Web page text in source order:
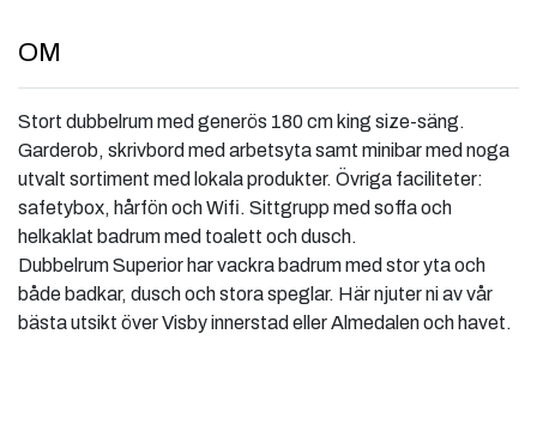
OM
Stort dubbelrum med generös 180 cm king size-säng.
Garderob, skrivbord med arbetsyta samt minibar med noga
utvalt sortiment med lokala produkter. Övriga faciliteter:
safetybox, hårfön och Wifi. Sittgrupp med soffa och
helkaklat badrum med toalett och dusch.
Dubbelrum Superior har vackra badrum med stor yta och
både badkar, dusch och stora speglar. Här njuter ni av vår
bästa utsikt över Visby innerstad eller Almedalen och havet.